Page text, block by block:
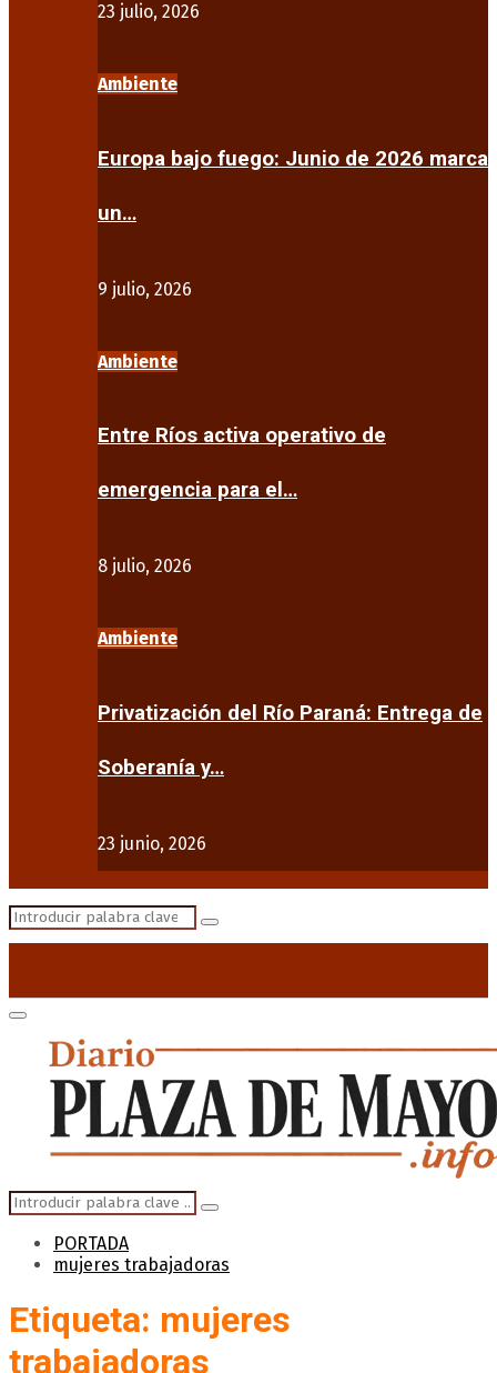
23 julio, 2026
Ambiente
Europa bajo fuego: Junio de 2026 marca
un…
9 julio, 2026
Ambiente
Entre Ríos activa operativo de
emergencia para el…
8 julio, 2026
Ambiente
Privatización del Río Paraná: Entrega de
Soberanía y…
23 junio, 2026
Search
Search
Primary
Menu
Search
for:
Search
PORTADA
mujeres trabajadoras
Etiqueta: mujeres
trabajadoras